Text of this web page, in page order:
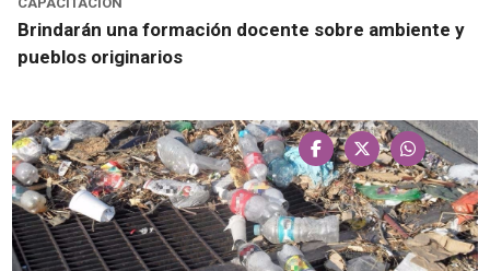
Brindarán una formación docente sobre ambiente y
pueblos originarios